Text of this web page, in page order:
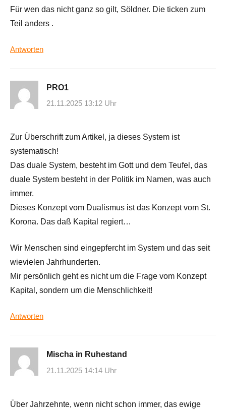
Für wen das nicht ganz so gilt, Söldner. Die ticken zum
Teil anders .
Antworten
PRO1
21.11.2025 13:12 Uhr
Zur Überschrift zum Artikel, ja dieses System ist
systematisch!
Das duale System, besteht im Gott und dem Teufel, das
duale System besteht in der Politik im Namen, was auch
immer.
Dieses Konzept vom Dualismus ist das Konzept vom St.
Korona. Das daß Kapital regiert…
Wir Menschen sind eingepfercht im System und das seit
wievielen Jahrhunderten.
Mir persönlich geht es nicht um die Frage vom Konzept
Kapital, sondern um die Menschlichkeit!
Antworten
Mischa in Ruhestand
21.11.2025 14:14 Uhr
Über Jahrzehnte, wenn nicht schon immer, das ewige